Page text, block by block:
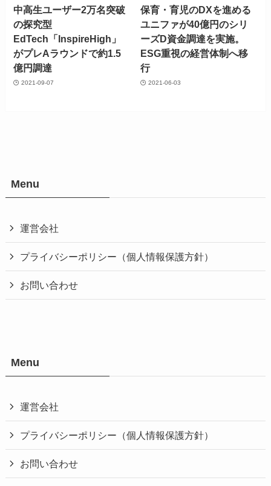
中高生ユーザー2万名突破
の探究型
EdTech「InspireHigh」
がプレAラウンドで約1.5
億円調達
2021-09-07
保育・育児のDXを進める
ユニファが40億円のシリ
ーズD資金調達を実施。
ESG重視の経営体制へ移
行
2021-06-03
Menu
運営会社
プライバシーポリシー（個人情報保護方針）
お問い合わせ
Menu
運営会社
プライバシーポリシー（個人情報保護方針）
お問い合わせ